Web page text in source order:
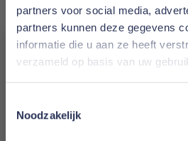
partners voor social media,
partners kunnen deze gegevens
informatie die u aan ze heeft
verzameld op basis van uw
Noodzakelijk
height
Maximum weight in KG: 75
Minimum age: 4 years
FSC Certified: No
Assembly time in minutes:
Width assembled in MM: 980